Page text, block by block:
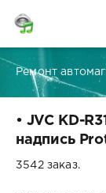
Ремонт
• JVC KD-
надпись
3542 заказ.